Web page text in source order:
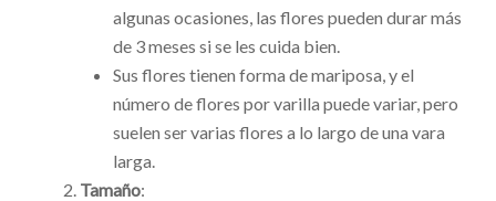
algunas ocasiones, las flores pueden durar más
de 3 meses si se les cuida bien.
Sus flores tienen forma de mariposa, y el
número de flores por varilla puede variar, pero
suelen ser varias flores a lo largo de una vara
larga.
Tamaño: